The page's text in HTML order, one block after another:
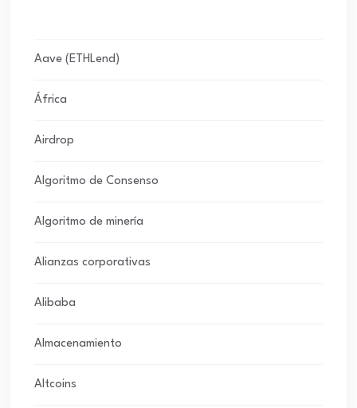
Aave (ETHLend)
África
Airdrop
Algoritmo de Consenso
Algoritmo de minería
Alianzas corporativas
Alibaba
Almacenamiento
Altcoins